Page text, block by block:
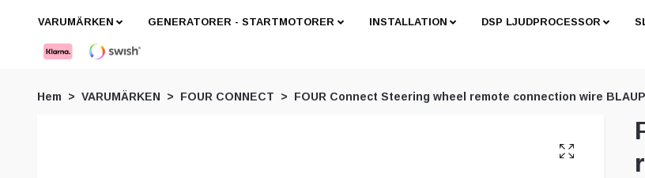
VARUMÄRKEN GENERATORER - STARTMOTORER INSTALLATION DSP LJUDPROCESSOR
Hem VARUMÄRKEN FOUR CONNECT FOUR Connect Steering wheel remote connection wire